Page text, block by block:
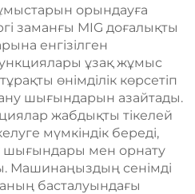
орындауға
заманғы MIG доғалықты
енгізілген
ұзақ жұмыс
өнімділік көрсетіп
шығындарын азайтады.
жабдықты тікелей
мүмкіндік береді,
шығындары мен орнату
Машинаңыздың сенімді
басталуындағы